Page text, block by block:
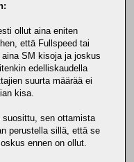
ollut aina eniten
että Fullspeed tai
SM kisoja ja joskus
edelliskaudella
suurta määrää ei
kisa.
suosittu, sen ottamista
perustella sillä, että se
ennen on ollut.